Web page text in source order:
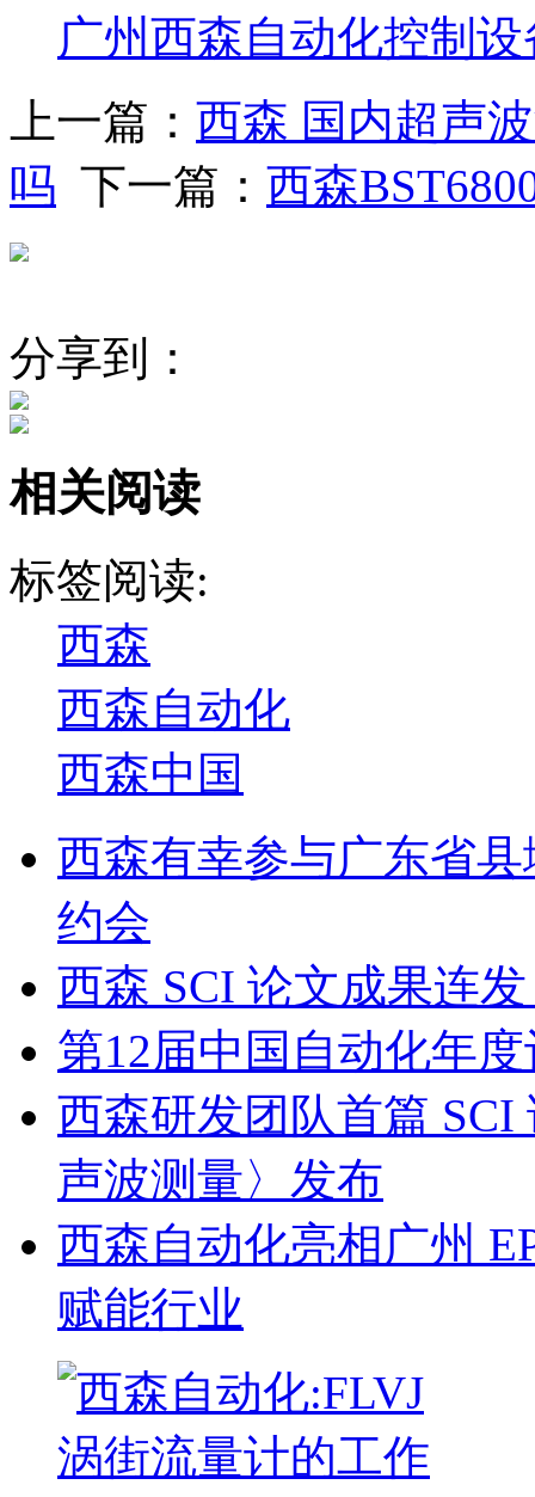
广州西森自动化控制
上一篇： 西森 国内超声
吗 下一篇： 西森
分享到：
相关阅读
标签阅读:
西森
西森自动化
西森中国
西森有幸参与广东省
约会
西森 SCI 论文成果连
第12届中国自动化年
西森研发团队首篇
声波测量〉发布
西森自动化亮相广州
赋能行业